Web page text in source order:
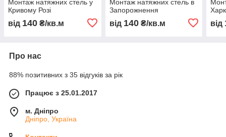
Монтаж натяжних стель у
Кривому Розі
від 140 ₴/кв.м
Монтаж натяжних стель в
Запорожнення
від 140₴/кв.м від
Про нас
88% позитивних з 35 відгуків за рік
Працює з 25.01.2017
м. Дніпро
Дніпро, Україна